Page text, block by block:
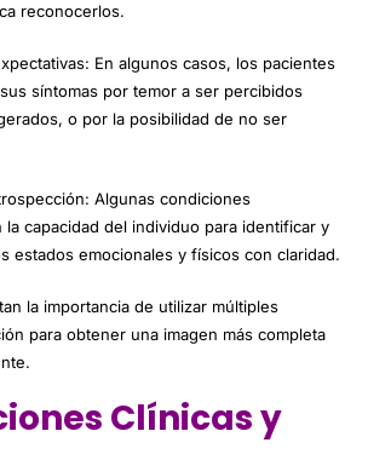
reconocerlos.
En algunos casos, los pacientes
síntomas por temor a ser percibidos
o por la posibilidad de no ser
Algunas condiciones
la capacidad del individuo para identificar y
estados emocionales y físicos con claridad.
la importancia de utilizar múltiples
para obtener una imagen más completa
Clínicas y